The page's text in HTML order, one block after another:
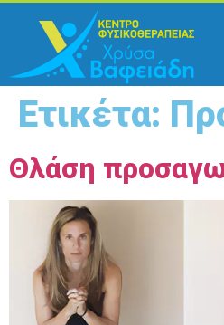
Ετικέτα:
Θλάση